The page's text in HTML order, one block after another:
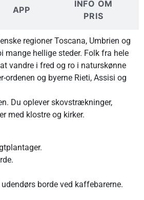
APP
INFO OM
PRIS
regioner Toscana, Umbrien og
mange hellige steder. Folk fra hele
vandre i fred og ro i naturskønne
og byerne Rieti, Assisi og
Du oplever skovstrækninger,
med klostre og kirker.
borde ved kaffebarerne.